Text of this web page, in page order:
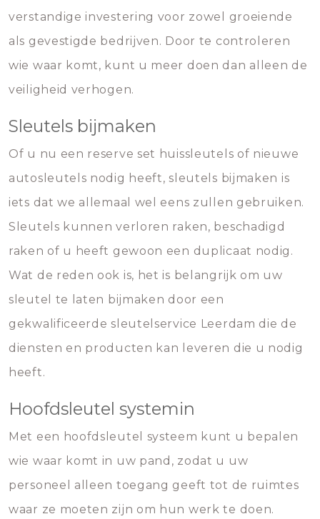
verstandige investering voor zowel groeiende
als gevestigde bedrijven. Door te controleren
wie waar komt, kunt u meer doen dan alleen de
veiligheid verhogen.
Sleutels bijmaken
Of u nu een reserve set huissleutels of nieuwe
autosleutels nodig heeft, sleutels bijmaken is
iets dat we allemaal wel eens zullen gebruiken.
Sleutels kunnen verloren raken, beschadigd
raken of u heeft gewoon een duplicaat nodig.
Wat de reden ook is, het is belangrijk om uw
sleutel te laten bijmaken door een
gekwalificeerde sleutelservice Leerdam die de
diensten en producten kan leveren die u nodig
heeft.
Hoofdsleutel systemin
Met een hoofdsleutel systeem kunt u bepalen
wie waar komt in uw pand, zodat u uw
personeel alleen toegang geeft tot de ruimtes
waar ze moeten zijn om hun werk te doen.